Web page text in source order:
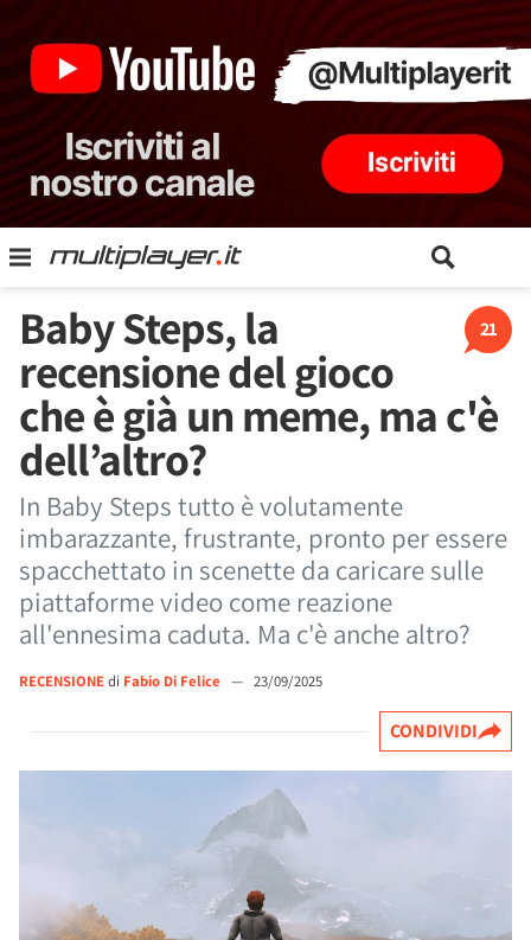
21
Baby Steps, la
recensione del gioco
che è già un meme, ma c'è
dell’altro?
In Baby Steps tutto è volutamente
imbarazzante, frustrante, pronto per essere
spacchettato in scenette da caricare sulle
piattaforme video come reazione
all'ennesima caduta. Ma c'è anche altro?
RECENSIONEdi Fabio Di Felice — 23/09/2025
CONDIVIDI